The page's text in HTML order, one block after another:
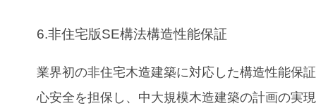
6.非住宅版SE構法構造性能保証
業界初の非住宅木造建築に対応した構造性能保
心安全を担保し、中大規模木造建築の計画の実